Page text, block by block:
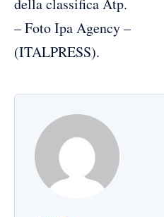
– Foto Ipa Agency –
(ITALPRESS).